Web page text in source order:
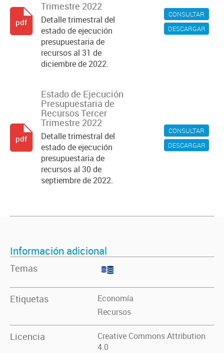
CONSULTAR
DESCARGAR
Trimestre 2022
Detalle trimestral del
estado de ejecución
presupuestaria de
recursos al 31 de
diciembre de 2022.
pdf
CONSULTAR
DESCARGAR
Estado de Ejecución
Presupuestaria de
Recursos Tercer
Trimestre 2022
Detalle trimestral del
estado de ejecución
presupuestaria de
recursos al 30 de
septiembre de 2022.
pdf
Información adicional
Temas
Etiquetas
Economía
Recursos
Licencia
Creative Commons Attribution
4.0